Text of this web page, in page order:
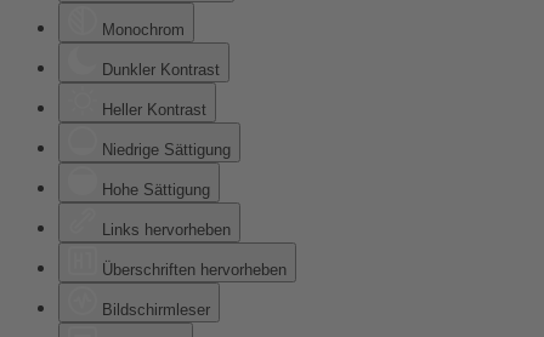
Monochrom
Dunkler Kontrast
Heller Kontrast
Niedrige Sättigung
Hohe Sättigung
Links hervorheben
Überschriften hervorheben
Bildschirmleser